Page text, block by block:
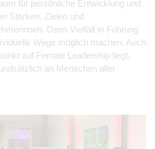
für persönliche Entwicklung und
Stärken, Zielen und
Denn Vielfalt in Führung
Wege möglich machen. Auch
auf Female Leadership liegt,
an Menschen aller